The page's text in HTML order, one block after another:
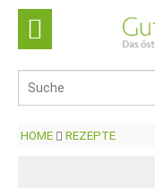
HOME REZEPTE